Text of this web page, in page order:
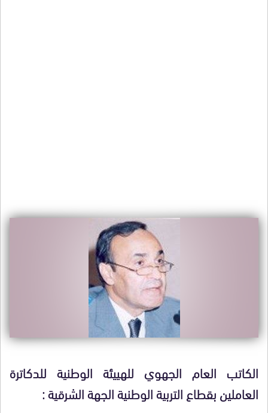
الكاتب العام الجهوي للهييئة الوطنية للدكاترة
العاملين بقطاع التربية الوطنية الجهة الشرقية :